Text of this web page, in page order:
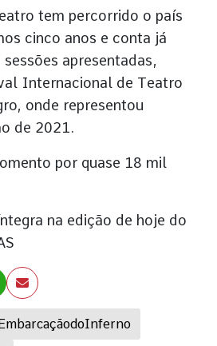
tem percorrido o país
cinco anos e conta já
apresentadas,
Internacional de Teatro
onde representou
de 2021.
por quase 18 mil
na edição de hoje do